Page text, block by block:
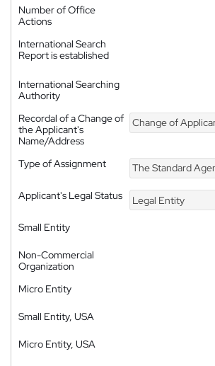
Number of Office
Actions
International Search
Report is established
International Searching
Authority
Recordal of a Change of
the Applicant's
Name/Address
Change of Applicant's
Type of Assignment The Standard
Applicant's Legal Status
Legal Entity
Small Entity
Non-Commercial
Organization
Micro Entity
Small Entity, USA
Micro Entity, USA